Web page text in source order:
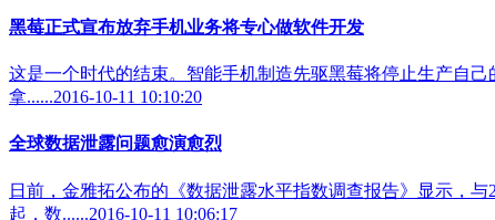
黑莓正式宣布放弃手机业务将专心做软件开发
这是一个时代的结束。智能手机制造先驱黑莓将停止生产自
拿......2016-10-11 10:10:20
全球数据泄露问题愈演愈烈
日前，金雅拓公布的《数据泄露水平指数调查报告》显示，
起，数......2016-10-11 10:06:17